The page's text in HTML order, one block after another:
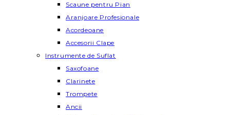
Scaune pentru Pian
Aranjoare Profesionale
Acordeoane
Accesorii Clape
Instrumente de Suflat
Saxofoane
Clarinete
Trompete
Ancii